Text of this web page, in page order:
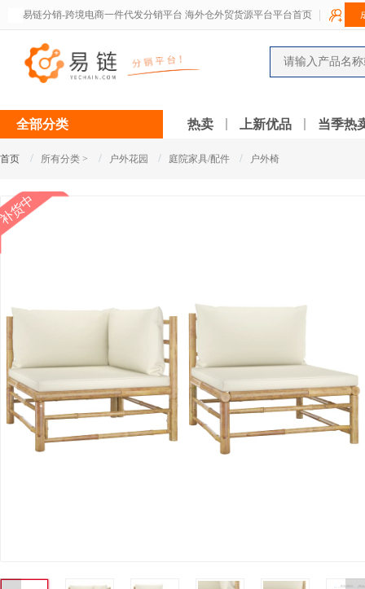
易链分销-跨境电商一件代发分销平台 海外仓外贸货源平台平台首页
全部分类 热卖 上新优品 当季热
首页 / 所有分类 > / 户外花园 / 庭院家具/配件 / 户外椅
货中